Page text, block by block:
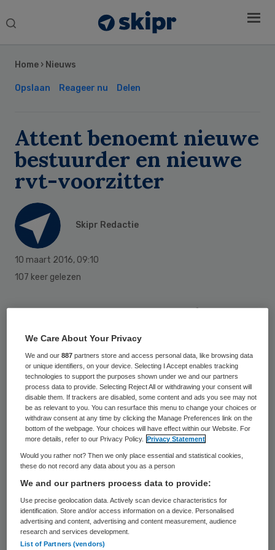
Search
Home › Nieuws
Opslaan Reageer nu Delen
Attent benoemt nieuwe
bestuurder en nieuwe
rvt-voorzitter
Skipr Redactie
10 maart 2016, 09:10
107 keer gelezen
Attent Zorg en Behandeling heeft Berend
van der Ploeg benoemd tot bestuurder en
Bea Annot-Mekelenkamp tot voorzitter van
de raad van toezicht. De benoeming van
Van der Ploeg is per 1 maart ingegaan, die
van Annot-Mekelenkamp per 1 januari.
Berend van der Ploeg was hiervoor de
gemeentesecretaris van de gemeente
Nijmegen. Hij heeft ervaring met het
managen van complexe organisaties, bij het
ministerie van Binnenlandse Zaken , politie
en gemeenten. Bea Annot-Mekelenkamp is
strategisch adviseur en tevens voorzitter
Sidebar
We Care About Your Privacy
We and our887 partners store and access personal data, like browsing data
or unique identifiers, on your device. Selecting I Accept enables tracking
technologies to support the purposes shown under we and our partners
process data to provide. Selecting Reject All or withdrawing your consent will
disable them. If trackers are disabled, some content and ads you see may not
be as relevant to you. You can resurface this menu to change your choices or
withdraw consent at any time by clicking the Manage Preferences link on the
bottom of the webpage. Your choices will have effect within our Website. For
more details, refer to our Privacy Policy.
Privacy Statement
Would you rather not? Then we only place essential and statistical cookies,
these do not record any data about you as a person
We and our partners process data to provide:
Use precise geolocation data. Actively scan device characteristics for
identification. Store and/or access information on a device. Personalised
advertising and content, advertising and content measurement, audience
research and services development.
List of Partners (vendors)